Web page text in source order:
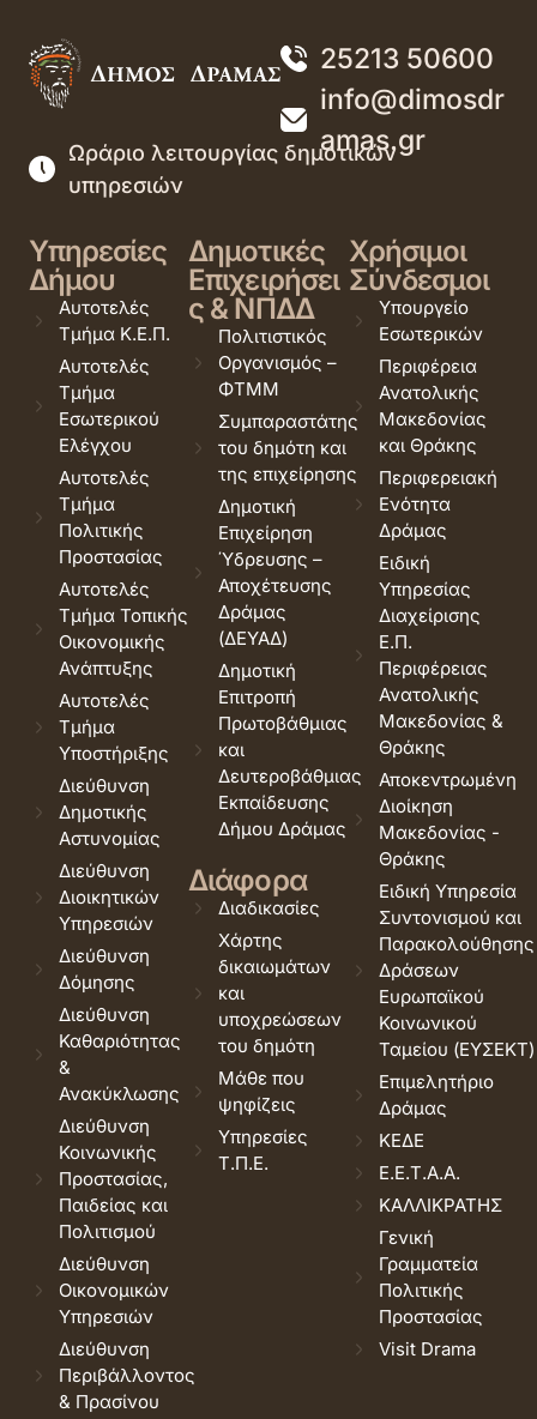
25213 50600
info@dimosdr
amas.gr
Ωράριο λειτουργίας δημοτικών
υπηρεσιών
Υπηρεσίες
Δήμου
Αυτοτελές
Τμήμα Κ.Ε.Π.
Αυτοτελές
Τμήμα
Εσωτερικού
Ελέγχου
Αυτοτελές
Τμήμα
Πολιτικής
Προστασίας
Αυτοτελές
Τμήμα Τοπικής
Οικονομικής
Ανάπτυξης
Αυτοτελές
Τμήμα
Υποστήριξης
Διεύθυνση
Δημοτικής
Αστυνομίας
Διεύθυνση
Διοικητικών
Υπηρεσιών
Διεύθυνση
Δόμησης
Διεύθυνση
Καθαριότητας
&
Ανακύκλωσης
Διεύθυνση
Κοινωνικής
Προστασίας,
Παιδείας και
Πολιτισμού
Διεύθυνση
Οικονομικών
Υπηρεσιών
Διεύθυνση
Περιβάλλοντος
& Πρασίνου
Δημοτικές
Επιχειρήσει
ς & ΝΠΔΔ
Πολιτιστικός
Οργανισμός –
ΦΤΜΜ
Συμπαραστάτης
του δημότη και
της επιχείρησης
Δημοτική
Επιχείρηση
Ύδρευσης –
Αποχέτευσης
Δράμας
(ΔΕΥΑΔ)
Δημοτική
Επιτροπή
Πρωτοβάθμιας
και
Δευτεροβάθμιας
Εκπαίδευσης
Δήμου Δράμας
Διάφορα
Διαδικασίες
Χάρτης
δικαιωμάτων
και
υποχρεώσεων
του δημότη
Μάθε που
ψηφίζεις
Υπηρεσίες
Τ.Π.Ε.
Χρήσιμοι
Σύνδεσμοι
Υπουργείο
Εσωτερικών
Περιφέρεια
Ανατολικής
Μακεδονίας
και Θράκης
Περιφερειακή
Ενότητα
Δράμας
Ειδική
Υπηρεσίας
Διαχείρισης
Ε.Π.
Περιφέρειας
Ανατολικής
Μακεδονίας &
Θράκης
Αποκεντρωμένη
Διοίκηση
Μακεδονίας -
Θράκης
Ειδική Υπηρεσία
Συντονισμού και
Παρακολούθησης
Δράσεων
Ευρωπαϊκού
Κοινωνικού
Ταμείου (ΕΥΣΕΚΤ)
Επιμελητήριο
Δράμας
ΚΕΔΕ
Ε.Ε.Τ.Α.Α.
ΚΑΛΛΙΚΡΑΤΗΣ
Γενική
Γραμματεία
Πολιτικής
Προστασίας
Visit Drama